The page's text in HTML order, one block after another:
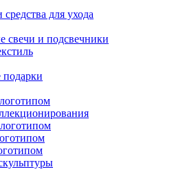
для ухода
свечи и подсвечники